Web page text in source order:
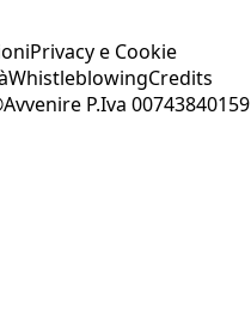
Privacy e Cookie
WhistleblowingCredits
P.Iva 00743840159